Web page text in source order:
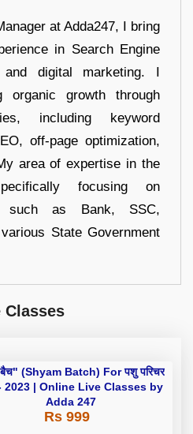
at Adda247, I bring
in Search Engine
and digital marketing. I
organic growth through
including keyword
off-page optimization,
area of expertise in the
focusing on
such as Bank, SSC,
State Government
Classes
बैच" (Shyam Batch) For पशु परिचर
- 2023 | Online Live Classes by
Adda 247
Rs 999